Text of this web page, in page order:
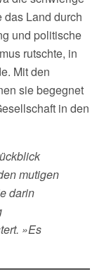
das Land durch
und politische
rutschte, in
Mit den
sie begegnet
in den
mutigen
darin
»Es